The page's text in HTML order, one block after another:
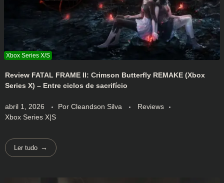
Review FATAL FRAME II: Crimson Butterfly REMAKE (Xbox
Series X) – Entre ciclos de sacrifício
abril 1, 2026 Por Cleandson Silva
Reviews
Xbox Series X|S
Ler tudo